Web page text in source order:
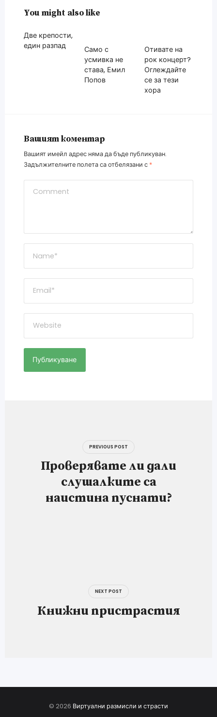
You might also like
Две крепости,
един разпад
Само с
усмивка не
става, Емил
Попов
Отивате на
рок концерт?
Оглеждайте
се за тези
хора
Вашият коментар
Вашият имейл адрес няма да бъде публикуван.
Задължителните полета са отбелязани с *
PREVIOUS POST
Проверявате ли дали
слушалките са
наистина пуснати?
NEXT POST
Книжни пристрастия
© 2026 Виртуални размисли и страсти